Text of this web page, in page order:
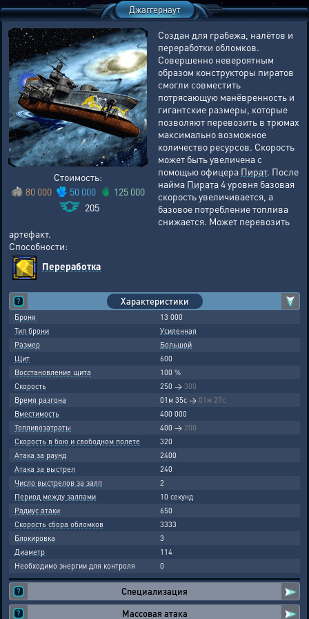
Джаггернаут
Стоимость:
80 000
50 000
125 000
205
Создан для грабежа, налётов и
переработки обломков.
Совершенно невероятным
образом конструкторы пиратов
смогли совместить
потрясающую манёвренность и
гигантские размеры, которые
позволяют перевозить в трюмах
максимально возможное
количество ресурсов. Скорость
может быть увеличена с
помощью офицера Пират. После
найма Пирата4 уровня базовая
скорость увеличивается, а
базовое потребление топлива
снижается. Может перевозить
артефакт.
Способности:
Переработка
Характеристики
Броня
13 000
Тип брони
Усиленная
Размер
Большой
Щит
600
Восстановление щита
100 %
Скорость
250 → 300
Время разгона
01м 35с → 01м 27с
Вместимость
400 000
Топливозатраты
400 → 200
Скорость в бою и свободном полете
320
Атака за раунд
2400
Атака за выстрел
240
Число выстрелов за залп
2
Период между залпами
10 секунд
Радиус атаки
650
Скорость сбора обломков
3333
Блокировка
3
Диаметр
114
Необходимо энергии для контроля
0
Специализация
Массовая атака